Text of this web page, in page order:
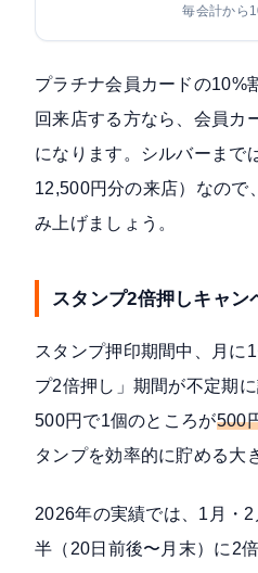
毎会計から
プラチナ会員カードの10%
回来店する方なら、会員カ
になります。シルバーまで
12,500円分の来店）なので
み上げましょう。
スタンプ2倍押しキャン
スタンプ押印期間中、月に
プ2倍押し」期間が不定期
500円で1個のところが500
タンプを効率的に貯める大
2026年の実績では、1月・
半（20日前後〜月末）に2